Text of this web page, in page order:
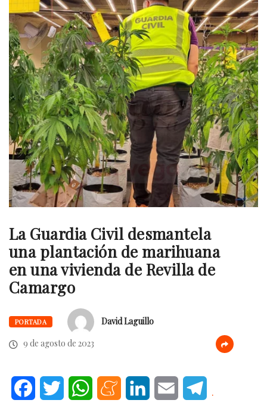
La Guardia Civil desmantela
una plantación de marihuana
en una vivienda de Revilla de
Camargo
PORTADA
David Laguillo
9 de agosto de 2023
FacebookTwitter WhatsAppMeneameLinkedInEmail .